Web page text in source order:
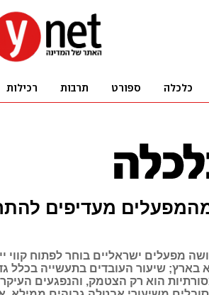
מעדיפים
מפעלים ישראליים בוחר לפתוח קווי
בארץ; שיעור העובדים בתעשייה בכלל
הוא רק הצטמק, והנפגעים